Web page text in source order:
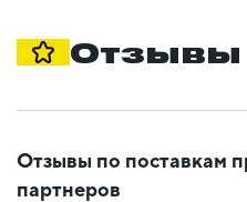
Отзывы
Отзывы по поставкам
партнеров